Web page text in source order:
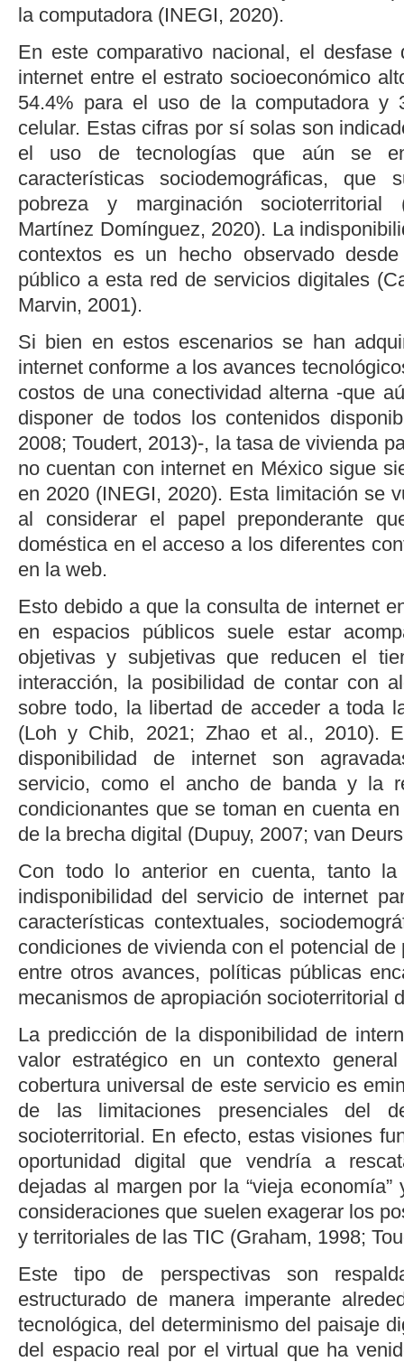
la computadora (INEGI, 2020).
En este comparativo nacional, el
internet entre el estrato socioeconómico
54.4% para el uso de la computadora y
celular. Estas cifras por sí solas son
el uso de tecnologías que aún se
características sociodemográficas, que
pobreza y marginación socioterritorial
Martínez Domínguez, 2020). La
contextos es un hecho observado
público a esta red de servicios digitales (
Marvin, 2001).
Si bien en estos escenarios se han
internet conforme a los avances
costos de una conectividad alterna -que
disponer de todos los contenidos
2008;Toudert, 2013)-, la tasa de vivienda
no cuentan con internet en México sigue
en 2020 (INEGI, 2020). Esta limitación se
al considerar el papel preponderante
doméstica en el acceso a los diferentes
en la web.
Esto debido a que la consulta de internet
en espacios públicos suele estar
objetivas y subjetivas que reducen el
interacción, la posibilidad de contar con
sobre todo, la libertad de acceder a toda
(Loh y Chib, 2021; Zhao et al., 2010).
disponibilidad de internet son
servicio, como el ancho de banda y la
condicionantes que se toman en cuenta
de la brecha digital (Dupuy, 2007; van
Con todo lo anterior en cuenta, tanto la
indisponibilidad del servicio de internet
características contextuales,
condiciones de vivienda con el potencial de
entre otros avances, políticas públicas
mecanismos de apropiación socioterritorial
La predicción de la disponibilidad de
valor estratégico en un contexto
cobertura universal de este servicio es
de las limitaciones presenciales del
socioterritorial. En efecto, estas visiones
oportunidad digital que vendría a
dejadas al margen por la “vieja
consideraciones que suelen exagerar los
y territoriales de las TIC (Graham, 1998;
Este tipo de perspectivas son
estructurado de manera imperante
tecnológica, del determinismo del paisaje
del espacio real por el virtual que ha